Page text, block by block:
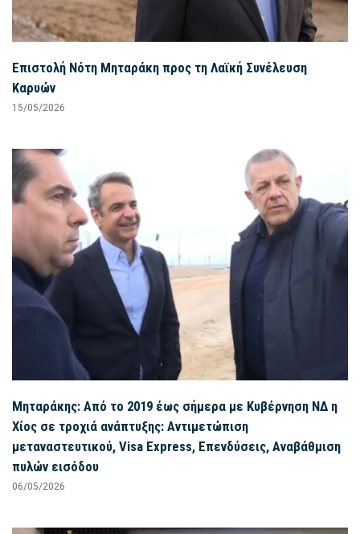
Επιστολή Νότη Μηταράκη προς τη Λαϊκή Συνέλευση
Καρυών
15/05/2026
Μηταράκης: Από το 2019 έως σήμερα με Κυβέρνηση ΝΔ η
Χίος σε τροχιά ανάπτυξης: Αντιμετώπιση
μεταναστευτικού, Visa Express, Επενδύσεις, Αναβάθμιση
πυλών εισόδου
06/05/2026